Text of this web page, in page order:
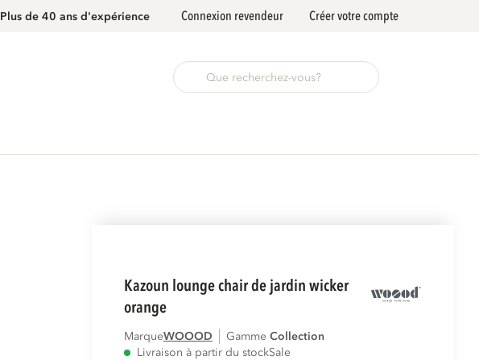
Plus de 40 ans d'expérience Connexion revendeur Créer votre compte
kazoun lounge chair de jardin wicker
orange
MarqueWOOOD Gamme
collection
Livraison à partir du stockSale